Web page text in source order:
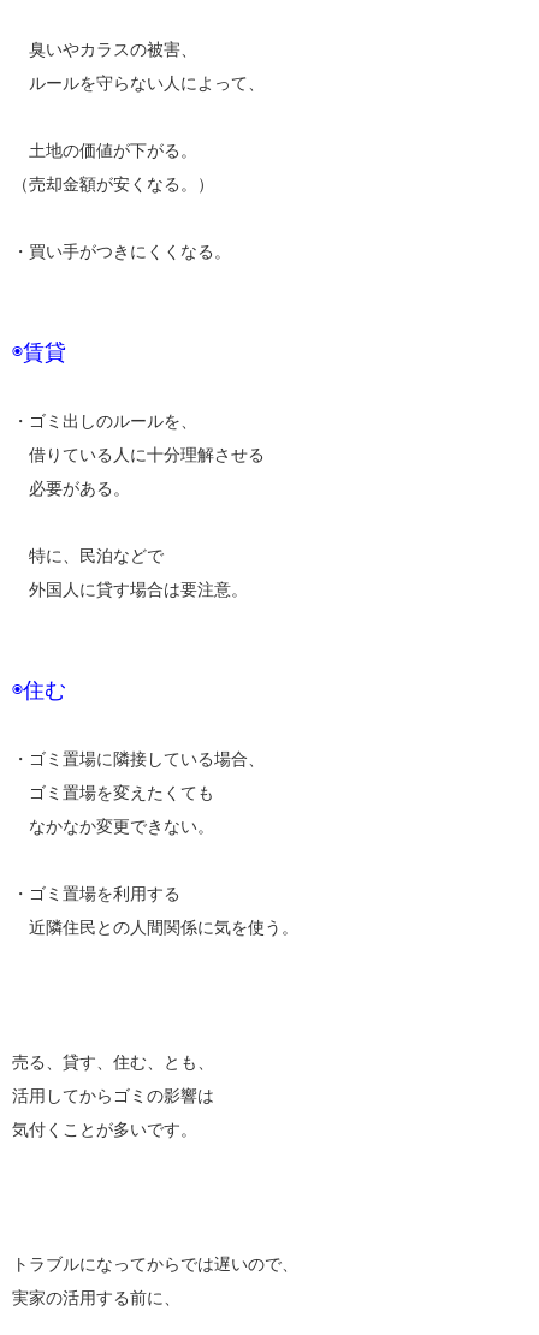
臭いやカラスの被害、
ルールを守らない人によって、
土地の価値が下がる。
（売却金額が安くなる。）
・買い手がつきにくくなる。
◉賃貸
・ゴミ出しのルールを、
借りている人に十分理解させる
必要がある。
特に、民泊などで
外国人に貸す場合は要注意。
◉住む
・ゴミ置場に隣接している場合、
ゴミ置場を変えたくても
なかなか変更できない。
・ゴミ置場を利用する
近隣住民との人間関係に気を使う。
売る、貸す、住む、とも、
活用してからゴミの影響は
気付くことが多いです。
トラブルになってからでは遅いので、
実家の活用する前に、